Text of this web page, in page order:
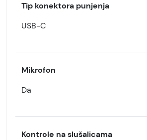
Tip konektora punjenja
USB-C
Mikrofon
Da
Kontrole na slušalicama